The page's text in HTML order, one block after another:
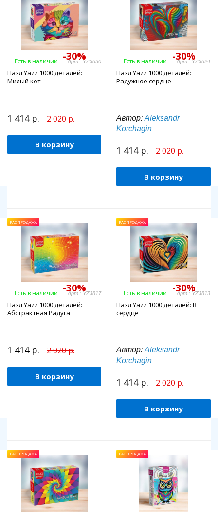
-30%
Есть в наличии Арт.: YZ3830
Пазл Yazz 1000 деталей:
Милый кот
1 414 р. 2 020 р.
В корзину
-30%
Есть в наличии Арт.: YZ3824
Пазл Yazz 1000 деталей:
Радужное сердце
Автор: Aleksandr
Korchagin
1 414 р. 2 020 р.
В корзину
РАСПРОДАЖА
-30%
Есть в наличии Арт.: YZ3817
Пазл Yazz 1000 деталей:
Абстрактная Радуга
1 414 р. 2 020 р.
В корзину
РАСПРОДАЖА
-30%
Есть в наличии Арт.: YZ3813
Пазл Yazz 1000 деталей: В
сердце
Автор: Aleksandr
Korchagin
1 414 р. 2 020 р.
В корзину
РАСПРОДАЖА РАСПРОДАЖА